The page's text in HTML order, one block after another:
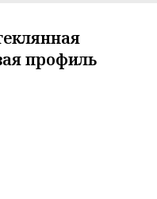
профиль